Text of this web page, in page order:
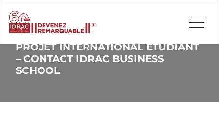
PROJET INTERNATIONAL ÉTUDIANT
– CONTACT IDRAC BUSINESS
SCHOOL